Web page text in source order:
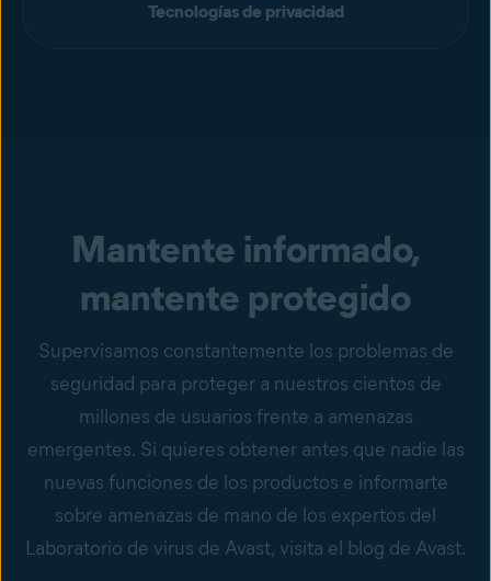
Tecnologías de privacidad
Mantente informado,
mantente protegido
Supervisamos constantemente los problemas de
seguridad para proteger a nuestros cientos de
millones de usuarios frente a amenazas
emergentes. Si quieres obtener antes que nadie las
nuevas funciones de los productos e informarte
sobre amenazas de mano de los expertos del
Laboratorio de virus de Avast, visita el blog de Avast.